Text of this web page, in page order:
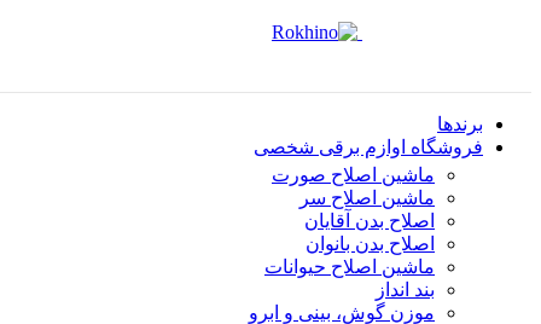
برندها
فروشگاه اوازم برقی شخصی
ماشین اصلاح صورت
ماشین اصلاح سر
اصلاح بدن آقایان
اصلاح بدن بانوان
ماشین اصلاح حیوانات
بند انداز
موزن گوش، بینی و ابرو